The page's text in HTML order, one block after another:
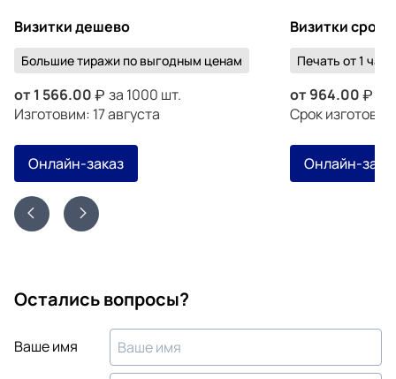
Визитки дешево
Большие тиражи по выгодным ценам
от 1 566.00
за 1000 шт.
Изготовим: 17 августа
Онлайн-заказ
Визитки
Печать от 1 часа
от964.00
Срок
Онлайн-
Остались вопросы?
Ваше имя